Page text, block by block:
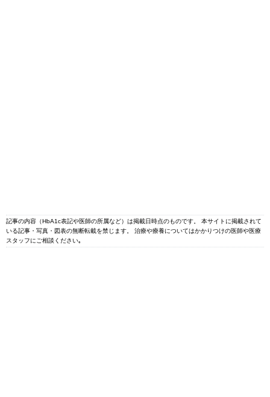
記事の内容（HbA1c表記や医師の所属など）は掲載日時点のものです。 本サイトに掲載されて
いる記事・写真・図表の無断転載を禁じます。 治療や療養についてはかかりつけの医師や医療
スタッフにご相談ください｡